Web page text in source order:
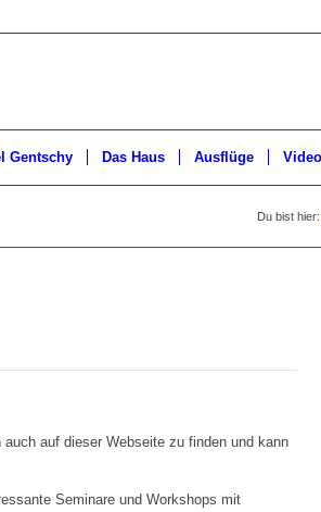
Gentschy Das Haus Ausflüge
Du bist hier:
auch auf dieser Webseite zu finden und kann
Seminare und Workshops mit